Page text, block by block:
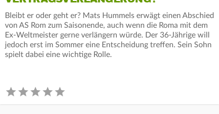
Bleibt er oder geht er? Mats Hummels erwägt einen Abschied
von AS Rom zum Saisonende, auch wenn die Roma mit dem
Ex-Weltmeister gerne verlängern würde. Der 36-Jährige will
jedoch erst im Sommer eine Entscheidung treffen. Sein Sohn
spielt dabei eine wichtige Rolle.